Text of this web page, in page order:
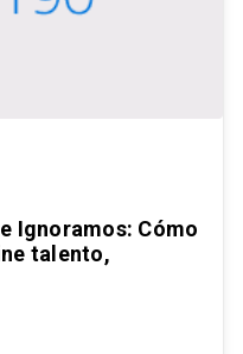
Ignoramos: Cómo
talento,